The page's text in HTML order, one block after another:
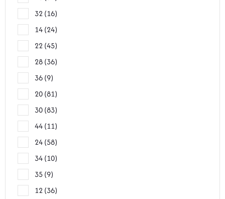
32 16
14 24
22 45
28 36
36 9
20 81
30 83
44 11
24 58
34 10
35 9
12 36